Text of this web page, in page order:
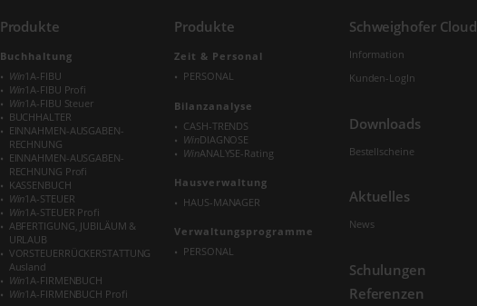
Produkte
Buchhaltung
Win1A-FIBU
Win1A-FIBU Profi
Win1A-FIBU Steuer
BUCHHALTER
EINNAHMEN-AUSGABEN-
RECHNUNG
EINNAHMEN-AUSGABEN-
RECHNUNG Profi
KASSENBUCH
Win1A-STEUER
Win1A-STEUER Profi
ABFERTIGUNG, JUBILÄUM &
URLAUB
VORSTEUERRÜCKERSTATTUNG
Ausland
Win1A-FIRMENBUCH
Win1A-FIRMENBUCH Profi
Produkte
Zeit & Personal
PERSONAL
Bilanzanalyse
CASH-TRENDS
WinDIAGNOSE
WinANALYSE-Rating
Hausverwaltung
HAUS-MANAGER
Verwaltungs­programme
PERSONAL
Schweighofer Cloud
Information
Kunden-LogIn
Downloads
Bestellscheine
Aktuelles
News
Schulungen
Referenzen